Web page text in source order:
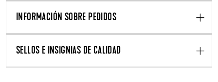
INFORMACIÓN SOBRE PEDIDOS
SELLOS E INSIGNIAS DE CALIDAD